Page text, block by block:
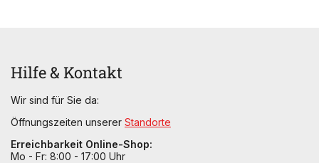
Hilfe & Kontakt
Wir sind für Sie da:
Öffnungszeiten unserer Standorte
Erreichbarkeit Online-Shop:
Mo - Fr: 8:00 - 17:00 Uhr